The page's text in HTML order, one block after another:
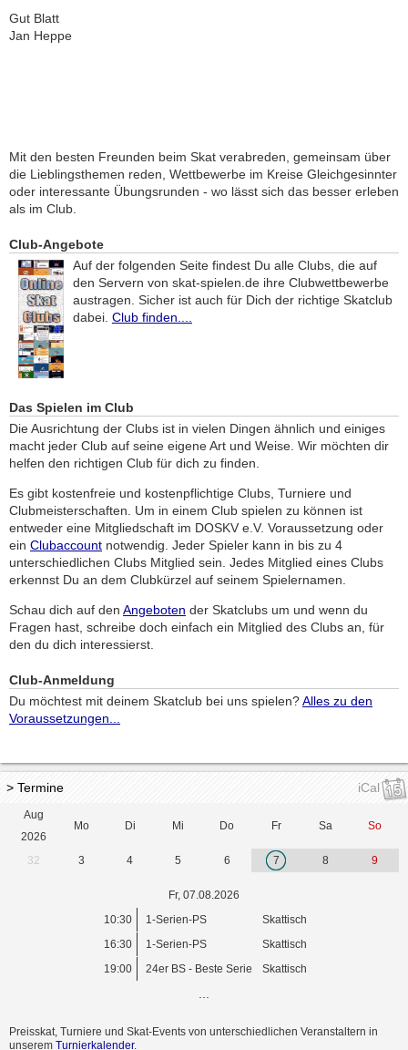
Gut Blatt
Jan Heppe
Mit den besten Freunden beim Skat verabreden, gemeinsam über
die Lieblingsthemen reden, Wettbewerbe im Kreise Gleichgesinnter
oder interessante Übungsrunden - wo lässt sich das besser erleben
als im Club.
Club-Angebote
Auf der folgenden Seite findest Du alle Clubs, die auf
den Servern von skat-spielen.de ihre Clubwettbewerbe
austragen. Sicher ist auch für Dich der richtige Skatclub
dabei. Club finden....
Das Spielen im Club
Die Ausrichtung der Clubs ist in vielen Dingen ähnlich und einiges
macht jeder Club auf seine eigene Art und Weise. Wir möchten dir
helfen den richtigen Club für dich zu finden.
Es gibt kostenfreie und kostenpflichtige Clubs, Turniere und
Clubmeisterschaften. Um in einem Club spielen zu können ist
entweder eine Mitgliedschaft im DOSKV e.V. Voraussetzung oder
ein Clubaccount notwendig. Jeder Spieler kann in bis zu 4
unterschiedlichen Clubs Mitglied sein. Jedes Mitglied eines Clubs
erkennst Du an dem Clubkürzel auf seinem Spielernamen.
Schau dich auf den Angeboten der Skatclubs um und wenn du
Fragen hast, schreibe doch einfach ein Mitglied des Clubs an, für
den du dich interessierst.
Club-Anmeldung
Du möchtest mit deinem Skatclub bei uns spielen?Alles zu den
Voraussetzungen...
> Termine iCal
Aug
2026
Mo Di Mi Do Fr Sa So
32 3 4 5 6 7 8 9
Fr, 07.08.2026
10:30
1-Serien-PS
Skattisch
16:30
1-Serien-PS
Skattisch
19:00
24er BS - Beste Serie Skattisch
...
Preisskat, Turniere und Skat-Events von unterschiedlichen Veranstaltern in
unserem Turnierkalender.